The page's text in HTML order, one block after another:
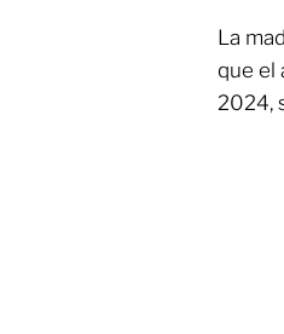
La
que el
2024,